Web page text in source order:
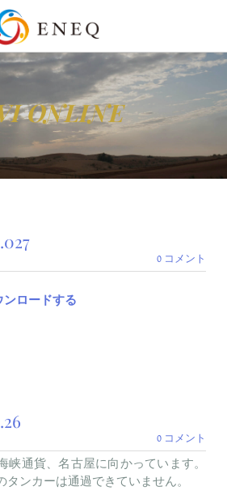
ONLINE
0 コメント
ンロードする
0 コメント
峡通貨、名古屋に向かっています。
タンカーは通過できていません。